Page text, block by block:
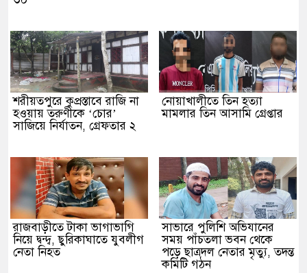
শরীয়তপুরে কুপ্রস্তাবে রাজি না
হওয়ায় তরুণীকে ‘চোর’
সাজিয়ে নির্যাতন, গ্রেফতার ২
নোয়াখালীতে তিন হত্যা
মামলার তিন আসামি গ্রেপ্তার
রাজবাড়ীতে টাকা ভাগাভাগি
নিয়ে দ্বন্দ্ব, ছুরিকাঘাতে যুবলীগ
নেতা নিহত
সাভারে পুলিশি অভিযানের
সময় পাঁচতলা ভবন থেকে
পড়ে ছাত্রদল নেতার মৃত্যু, তদন্ত
কমিটি গঠন